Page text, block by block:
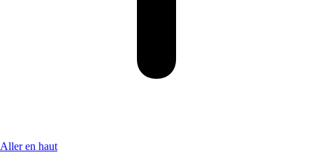
Aller en haut